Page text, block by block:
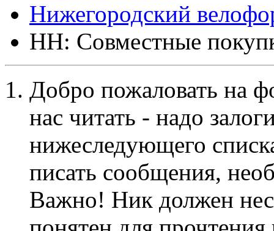
Нижегородский
НН: Совместные
Добро пожаловать на
нас читать - надо
нижеследующего
писать сообщения,
Важно! Ник должен